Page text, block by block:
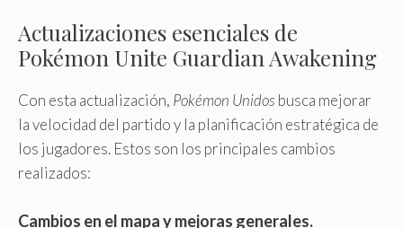
Actualizaciones esenciales de
Pokémon Unite Guardian Awakening
Con esta actualización, Pokémon Unidos busca mejorar
la velocidad del partido y la planificación estratégica de
los jugadores. Estos son los principales cambios
realizados:
Cambios en el mapa y mejoras generales.